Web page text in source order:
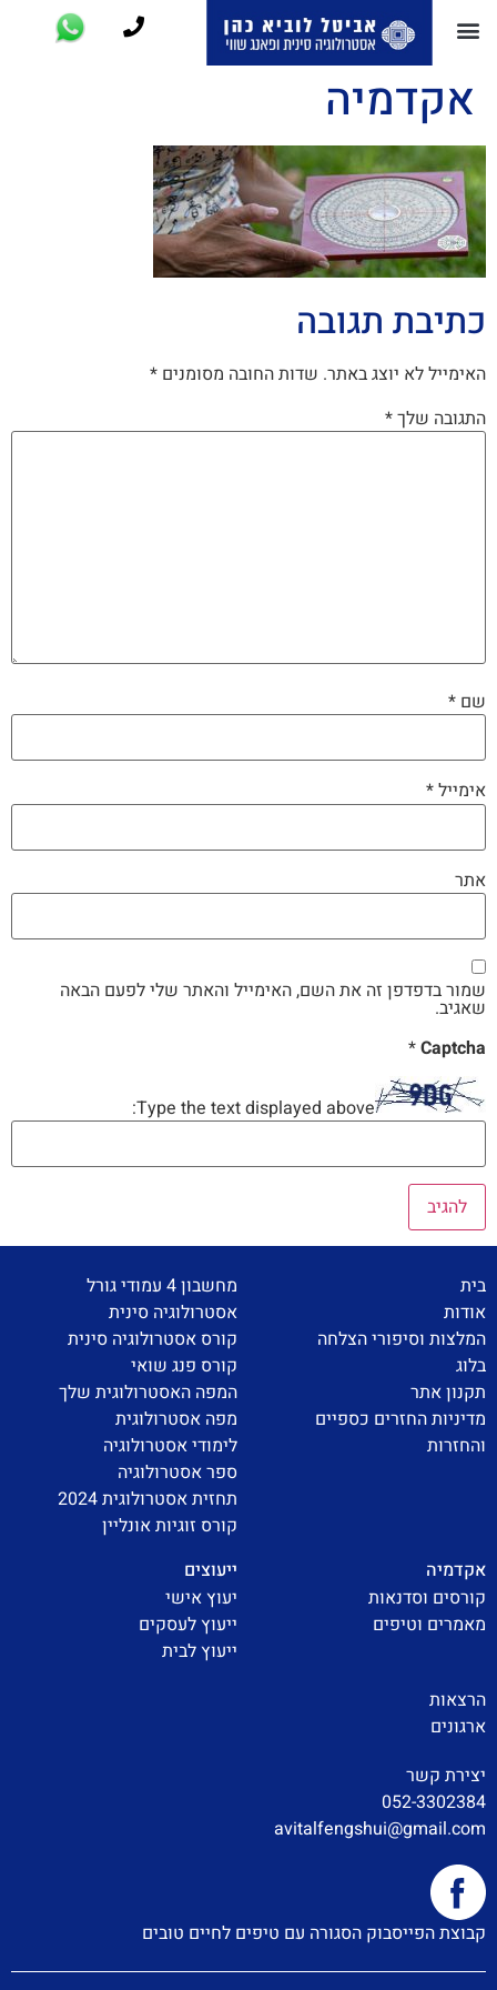
אקדמיה
כתיבת תגובה
האימייל לא יוצג באתר. שדות החובה מסומנים *
התגובה שלך*
שם *
אימייל*
אתר
שמור בדפדפן זה את השם, האימייל והאתר שלי לפעם הבאה
שאגיב.
Captcha
*
Type the text displayed above:
בית
אודות
המלצות וסיפורי הצלחה
בלוג
תקנון אתר
מדיניות החזרים כספיים
והחזרות
מחשבון 4 עמודי גורל
אסטרולוגיה סינית
קורס אסטרולוגיה סינית
קורס פנג שואי
המפה האסטרולוגית שלך
מפה אסטרולוגית
לימודי אסטרולוגיה
ספר אסטרולוגיה
תחזית אסטרולוגית 2024
קורס זוגיות אונליין
אקדמיה
קורסים וסדנאות
מאמרים וטיפים
ייעוצים
יעוץ אישי
ייעוץ לעסקים
ייעוץ לבית
הרצאות
ארגונים
יצירת קשר
052-3302384
avitalfengshui@gmail.com
קבוצת הפייסבוק הסגורה עם טיפים לחיים טובים